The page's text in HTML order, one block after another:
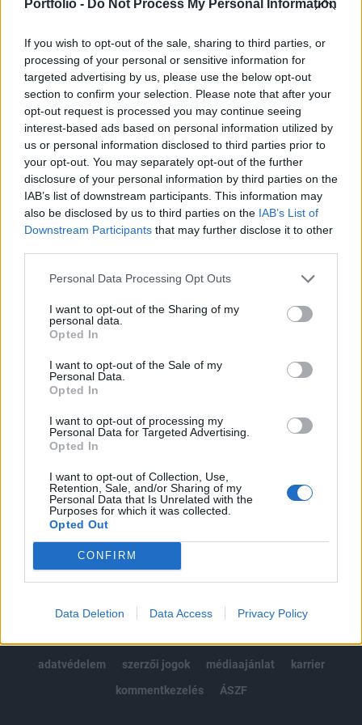
Portfolio - Do Not Process My Personal Information
If you wish to opt-out of the sale, sharing to third parties, or
processing of your personal or sensitive information for
targeted advertising by us, please use the below opt-out
section to confirm your selection. Please note that after your
opt-out request is processed you may continue seeing
interest-based ads based on personal information utilized by
us or personal information disclosed to third parties prior to
your opt-out. You may separately opt-out of the further
disclosure of your personal information by third parties on the
IAB’s list of downstream participants. This information may
also be disclosed by us to third parties on the IAB’s List of
Downstream Participants that may further disclose it to other
Personal Data Processing Opt Outs
I want to opt-out of the Sharing of my
personal data.
Opted In
I want to opt-out of the Sale of my
Personal Data.
Opted In
I want to opt-out of processing my
Personal Data for Targeted Advertising.
Opted In
I want to opt-out of Collection, Use,
Retention, Sale, and/or Sharing of my
Personal Data that Is Unrelated with the
Purposes for which it was collected.
Opted Out
CONFIRM
Data Deletion Data Access Privacy Policy
A mai monetáris tanács ülésen feltehetően volt, aki a
kamatláb emelését támogatta a 2%-os célnál jóval
magasabb (3,2%-os) infláció miatt, míg lehetett olyan is,
aki a monetáris élénkítő program (értékpapír-vásárlások)
keretösszege kibővítését támogatta. Az alapkamat
várhatóan a jövő év második fele előtt nem fog emelkedni,
illetve ha romlanának a brit gazdaság...
KEDVES OLVASÓNK!
A keresett cikk a portfolio.hu hírarchívumához
tartozik, melynek olvasása előfizetéses
Az előfizetés a következőket tartalmazza:
Kötéslisták: BÉT elmúlt 2 év napon belüli
kötéslistái
Előfizetés
MÁR ELŐFIZETŐNK VAGY?BEJELENTKEZÉS
© 2026 Portfolio
adatvédelem
szerzői jogok médiaajánlat
karrier
kommentkezelés
ÁSZF